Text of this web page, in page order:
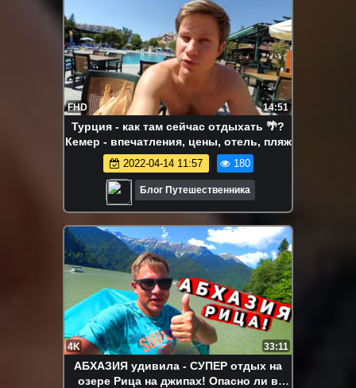
FHD 14:51
Турция - как там сейчас отдыхать 🌴?
Кемер - впечатления, цены, отель, пляж
2022-04-14 11:57 180
Блог Путешественника
4K 33:11
АБХАЗИЯ удивила - СУПЕР отдых на
озере Рица на джипах! Опасно ли в